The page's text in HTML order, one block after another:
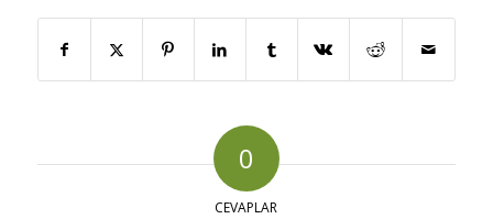
0
CEVAPLAR